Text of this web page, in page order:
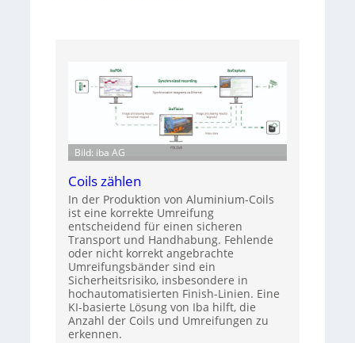
Bild: iba AG
Coils zählen
In der Produktion von Aluminium-Coils
ist eine korrekte Umreifung
entscheidend für einen sicheren
Transport und Handhabung. Fehlende
oder nicht korrekt angebrachte
Umreifungsbänder sind ein
Sicherheitsrisiko, insbesondere in
hochautomatisierten Finish-Linien. Eine
KI-basierte Lösung von Iba hilft, die
Anzahl der Coils und Umreifungen zu
erkennen.